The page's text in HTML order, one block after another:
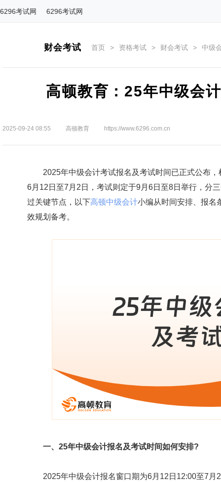
6296考试网 6296考试网
财会考试 首页 > 资格考试 > 财会考试 > 中级
高顿教育：25年中级会
2025-09-24 08:55 高顿教育 https://www.6296.com.cn
2025年中级会计考试报名及考试时间已正式公布，
6月12日至7月2日，考试则定于9月6日至8日举行，分
过关键节点，以下高顿中级会计小编从时间安排、报名
效规划备考。
一、25年中级会计报名及考试时间如何安排?
2025年中级会计报名窗口期为6月12日12:00至7月2